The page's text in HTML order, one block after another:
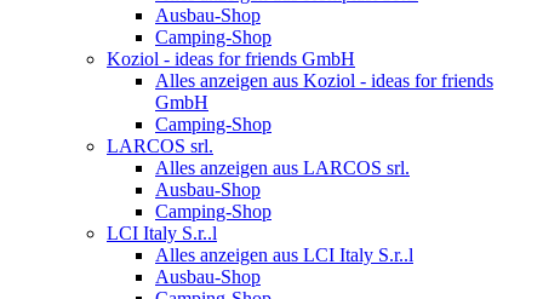
Ausbau-Shop
Camping-Shop
Koziol - ideas for friends GmbH
Alles anzeigen aus Koziol - ideas for friends
GmbH
Camping-Shop
LARCOS srl.
Alles anzeigen aus LARCOS srl.
Ausbau-Shop
Camping-Shop
LCI Italy S.r..l
Alles anzeigen aus LCI Italy S.r..l
Ausbau-Shop